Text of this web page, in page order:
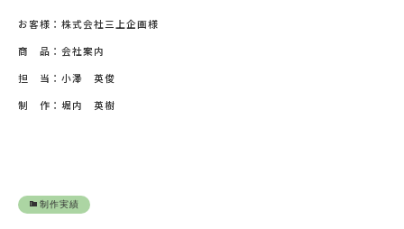
お客様：株式会社三上企画様
商 品：会社案内
担 当：小澤 英俊
制 作：堀内 英樹
制作実績